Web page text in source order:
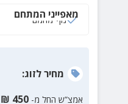
מאפייני המתחם
נוף מהמם
מחירלזוג:
אמצ”ש החל מ- 450
₪